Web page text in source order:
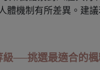
體機制有所差異。建
級──挑選最適合的楓